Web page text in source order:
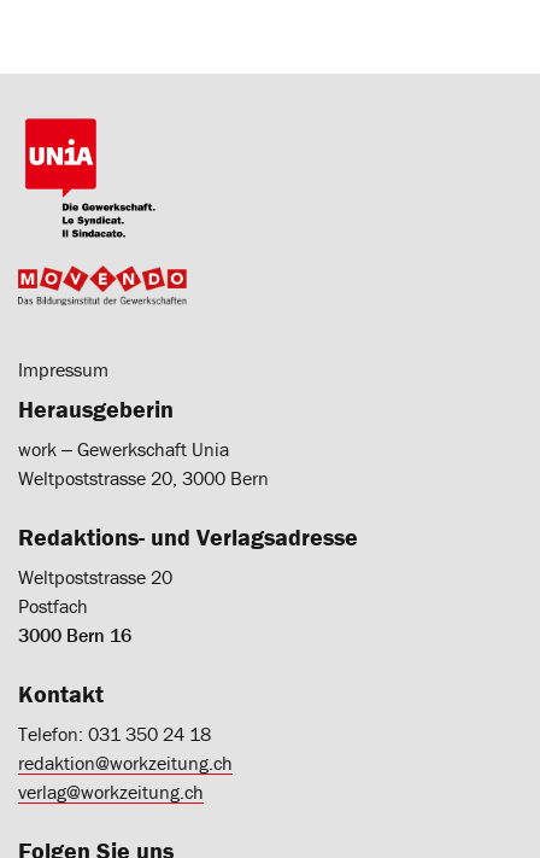
Impressum
Herausgeberin
work ‒ Gewerkschaft Unia
Weltpoststrasse 20, 3000 Bern
Redaktions- und Verlagsadresse
Weltpoststrasse 20
Postfach
3000 Bern 16
Kontakt
Telefon: 031 350 24 18
redaktion@workzeitung.ch
verlag@workzeitung.ch
Folgen Sie uns